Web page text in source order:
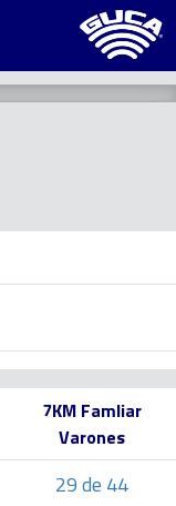
7KM Famliar
Varones
29 de 44